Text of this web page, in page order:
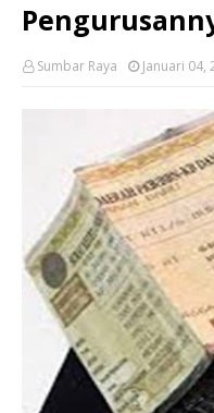
Sumbar Raya Januari 04,